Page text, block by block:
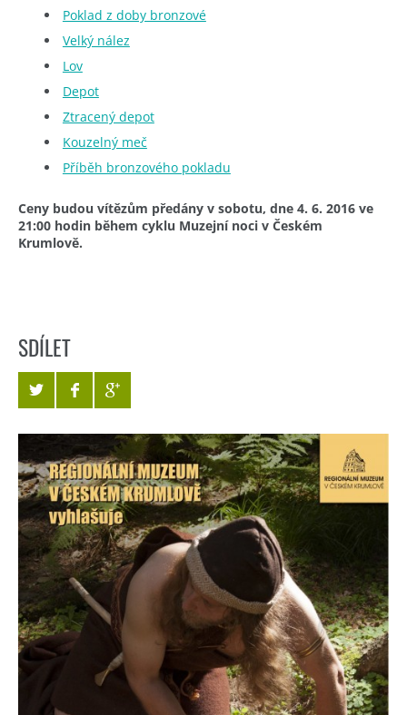
Poklad z doby bronzové
Velký nález
Lov
Depot
Ztracený depot
Kouzelný meč
Příběh bronzového pokladu
Ceny budou vítězům předány v sobotu, dne 4. 6. 2016 ve
21:00 hodin během cyklu Muzejní noci v Českém
Krumlově.
SDÍLET